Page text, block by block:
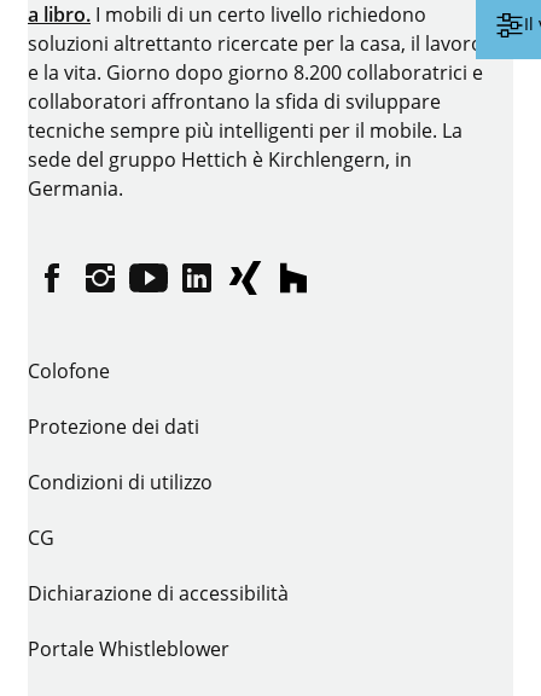
Il
a libro. I mobili di un certo livello richiedono
soluzioni altrettanto ricercate per la casa, il lavoro
e la vita. Giorno dopo giorno 8.200 collaboratrici e
collaboratori affrontano la sfida di sviluppare
tecniche sempre più intelligenti per il mobile. La
sede del gruppo Hettich è Kirchlengern, in
Germania.
FacebookInstagram
YouTubeLinkedInXINGhouzz
Colofone
Protezione dei dati
Condizioni di utilizzo
CG
Dichiarazione di accessibilità
Portale Whistleblower